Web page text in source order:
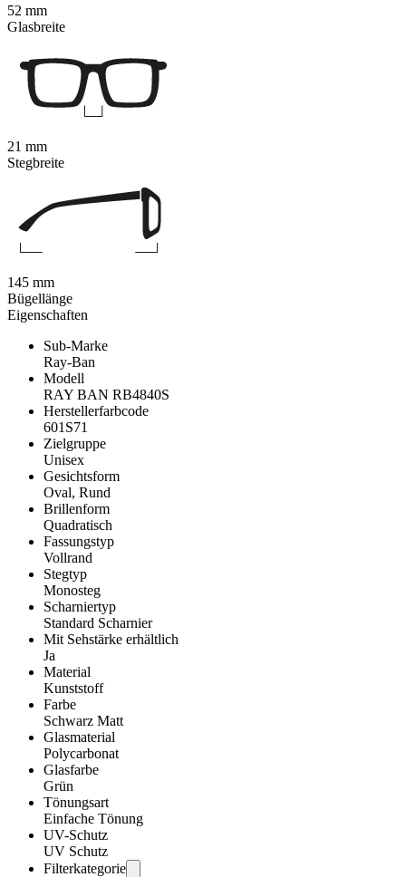
Eigenschaften
Sub-Marke
Ray-Ban
Modell
RAY BAN RB4840S
Herstellerfarbcode
601S71
Zielgruppe
Unisex
Gesichtsform
Oval, Rund
Brillenform
Quadratisch
Fassungstyp
Vollrand
Stegtyp
Monosteg
Scharniertyp
Standard Scharnier
Mit Sehstärke erhältlich
Ja
Material
Kunststoff
Farbe
Schwarz Matt
Glasmaterial
Polycarbonat
Glasfarbe
Grün
Tönungsart
Einfache Tönung
UV-Schutz
UV Schutz
Filterkategorie
52 mm
Glasbreite
21 mm
Stegbreite
145 mm
Bügellänge